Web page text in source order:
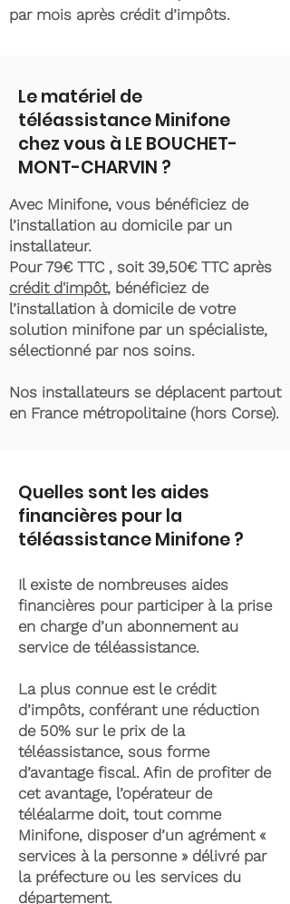
par mois après crédit d’impôts.
Le matériel de
téléassistance Minifone
chez vous à LE BOUCHET-
MONT-CHARVIN ?
Avec Minifone, vous bénéficiez de
l’installation au domicile par un
installateur.
Pour 79€ TTC , soit 39,50€ TTC après
crédit d'impôt, bénéficiez de
l’installation à domicile de votre
solution minifone par un spécialiste,
sélectionné par nos soins.
Nos installateurs se déplacent partout
en France métropolitaine (hors Corse).
Quelles sont les aides
financières pour la
téléassistance Minifone ?
Il existe de nombreuses aides
financières pour participer à la prise
en charge d’un abonnement au
service de téléassistance.
La plus connue est le crédit
d’impôts, conférant une réduction
de 50% sur le prix de la
téléassistance, sous forme
d’avantage fiscal. Afin de profiter de
cet avantage, l’opérateur de
téléalarme doit, tout comme
Minifone, disposer d’un agrément «
services à la personne » délivré par
la préfecture ou les services du
département.